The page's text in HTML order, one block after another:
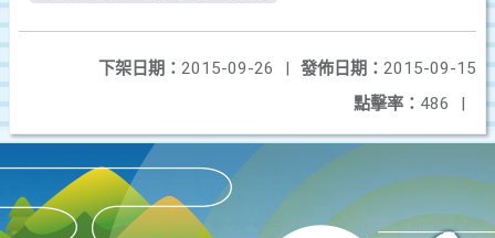
發佈日期： 2015-09-15
下架日期： 2015-09-26
|
點擊率： 486 |